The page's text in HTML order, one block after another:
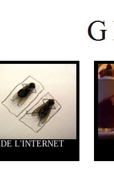
DE L'INTERNET